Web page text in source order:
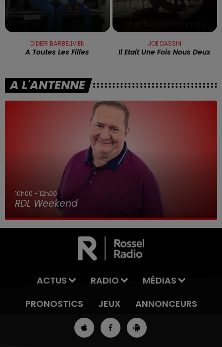
DIDIER BARBELIVIEN
A Toutes Les Filles
JOE DASSIN
Il Etait Une Fois Nous Deux
A L'ANTENNE
10h00 - 12h00
RDL Weekend
ACTUS RADIO
MÉDIAS
PRONOSTICS
JEUX ANNONCEURS